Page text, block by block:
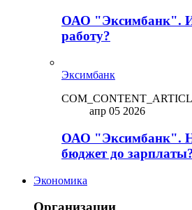
ОАО "Эксимбанк".
работу?
Эксимбанк
апр 05 2026
ОАО "Эксимбанк".
бюджет до
Экономика